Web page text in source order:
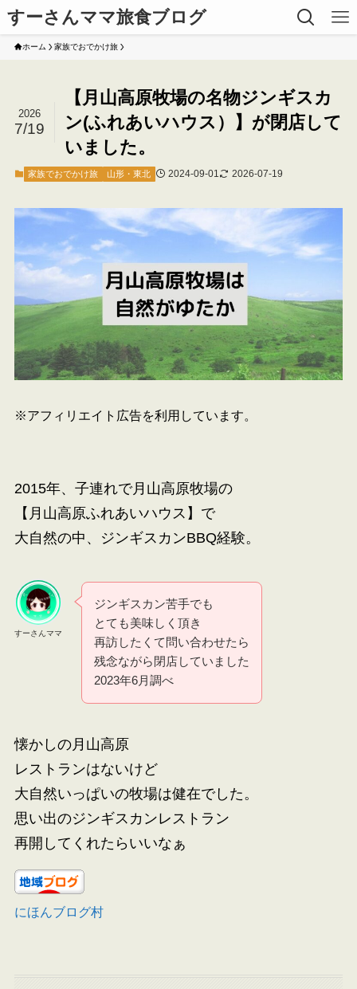
すーさんママ旅食ブログ
ホーム 家族でおでかけ旅
【月山高原牧場の名物ジンギスカ
ン(ふれあいハウス）】が閉店して
いました。
2026
7/19
家族でおでかけ旅 山形・東北 2024-09-01 2026-07-19
※アフィリエイト広告を利用しています。
2015年、子連れで月山高原牧場の
【月山高原ふれあいハウス】で
大自然の中、ジンギスカンBBQ経験。
すーさんママ
ジンギスカン苦手でも
とても美味しく頂き
再訪したくて問い合わせたら
残念ながら閉店していました
2023年6月調べ
懐かしの月山高原
レストランはないけど
大自然いっぱいの牧場は健在でした。
思い出のジンギスカンレストラン
再開してくれたらいいなぁ
にほんブログ村